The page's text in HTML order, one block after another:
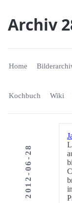
Archiv
Home
Kochbuch Wiki
2012-06-28